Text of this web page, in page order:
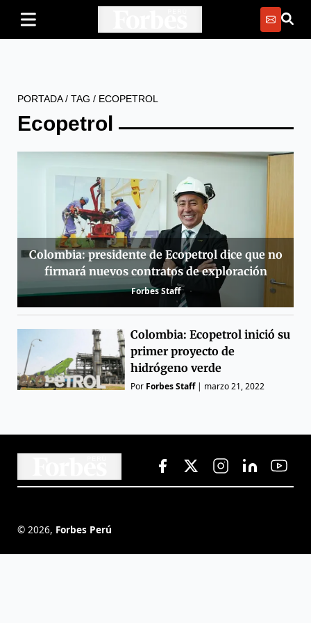
PORTADA/ TAG / ECOPETROL
Ecopetrol
Colombia: presidente de Ecopetrol dice que no
firmará nuevos contratos de exploración
Forbes Staff
Colombia: Ecopetrol inició su
primer proyecto de
hidrógeno verde
Por Forbes Staff| marzo 21, 2022
© 2026, Forbes Perú